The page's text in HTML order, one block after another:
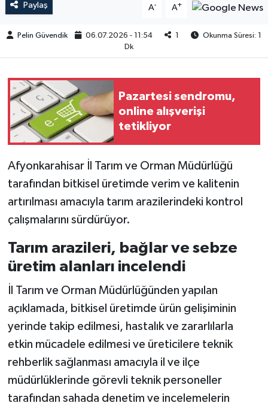
Paylaş A- A+
Pelin Güvendik 06.07.2026 - 11:54 1
Okunma Süresi: 1
Dk
Pazartesi sendromu,
online alışverişi
tetikliyor
Afyonkarahisar İl Tarım ve Orman Müdürlüğü
tarafından bitkisel üretimde verim ve kalitenin
artırılması amacıyla tarım arazilerindeki kontrol
çalışmalarını sürdürüyor.
Tarım arazileri, bağlar ve sebze
üretim alanları incelendi
İl Tarım ve Orman Müdürlüğünden yapılan
açıklamada, bitkisel üretimde ürün gelişiminin
yerinde takip edilmesi, hastalık ve zararlılarla
etkin mücadele edilmesi ve üreticilere teknik
rehberlik sağlanması amacıyla il ve ilçe
müdürlüklerinde görevli teknik personeller
tarafından sahada denetim ve incelemelerin